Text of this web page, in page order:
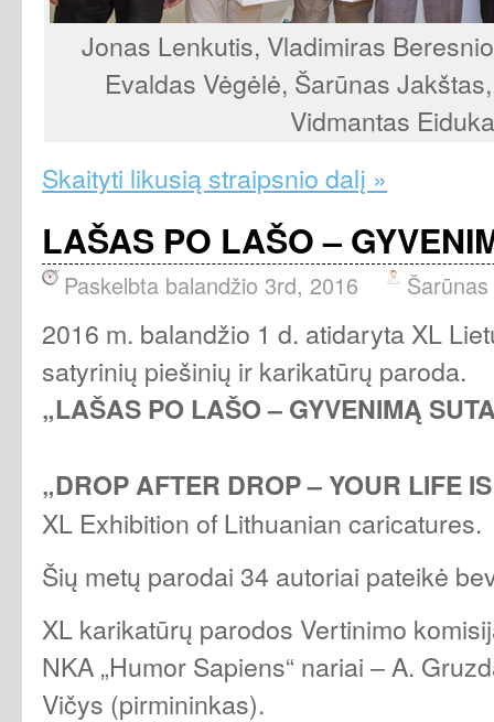
Jonas Lenkutis, Vladimiras
Evaldas Vėgėlė, Šarūnas
Vidmantas
Skaityti likusią straipsnio dalį »
LAŠAS PO LAŠO –
Paskelbta balandžio 3rd, 2016 Šarūnas
2016 m. balandžio 1 d. atidaryta XL
satyrinių piešinių ir karikatūrų paroda.
„LAŠAS PO LAŠO – GYVENIMĄ
„DROP AFTER DROP – YOUR LIFE
XL Exhibition of Lithuanian caricatures.
Šių metų parodai 34 autoriai pateikė
XL karikatūrų parodos Vertinimo
NKA „Humor Sapiens“ nariai – A.
Vičys (pirmininkas).